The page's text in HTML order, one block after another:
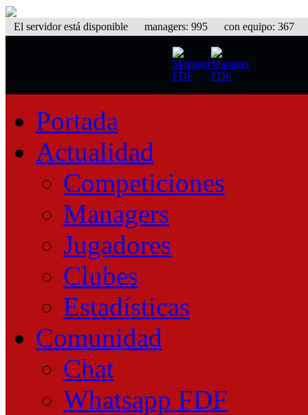
El servidor está disponible managers: 995 con equipo: 367
Portada
Actualidad
Competiciones
Managers
Jugadores
Clubes
Estadísticas
Comunidad
Chat
Whatsapp FDF